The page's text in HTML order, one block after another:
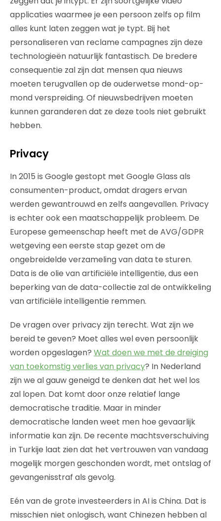
applicaties waarmee je een persoon zelfs op film
alles kunt laten zeggen wat je typt. Bij het
personaliseren van reclame campagnes zijn deze
technologieën natuurlijk fantastisch. De bredere
consequentie zal zijn dat mensen qua nieuws
moeten terugvallen op de ouderwetse mond-op-
mond verspreiding. Of nieuwsbedrijven moeten
kunnen garanderen dat ze deze tools niet gebruikt
hebben.
Privacy
In 2015 is Google gestopt met Google Glass als
consumenten-product, omdat dragers ervan
werden gewantrouwd en zelfs aangevallen. Privacy
is echter ook een maatschappelijk probleem. De
Europese gemeenschap heeft met de AVG/GDPR
wetgeving een eerste stap gezet om de
ongebreidelde verzameling van data te sturen.
Data is de olie van artificiële intelligentie, dus een
beperking van de data-collectie zal de ontwikkeling
van artificiële intelligentie remmen.
De vragen over privacy zijn terecht. Wat zijn we
bereid te geven? Moet alles wel even persoonlijk
worden opgeslagen? Wat doen we met de dreiging
van toekomstig verlies van privacy? In Nederland
zijn we al gauw geneigd te denken dat het wel los
zal lopen. Dat komt door onze relatief lange
democratische traditie. Maar in minder
democratische landen weet men hoe gevaarlijk
informatie kan zijn. De recente machtsverschuiving
in Turkije laat zien dat het vertrouwen van vandaag
mogelijk morgen geschonden wordt, met ontslag of
gevangenisstraf als gevolg.
Eén van de grote investeerders in AI is China. Dat is
misschien niet onlogisch, want Chinezen hebben al